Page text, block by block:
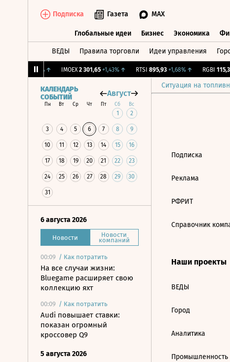
Подписка Газета MAX
Глобальные идеи Бизнес Экономика
ВЕДЫ Правила торговли Идеи управления
↑ IMOEX 2 301,65 +1,43%↑ RTSI 895,93 +1,68%↑ RGBI 115,37
Ситуация на
КАЛЕНДАРЬ
СОБЫТИЙ
Август
Пн Вт Ср Чт Пт Сб Вс
1 2
3 4 5 6 7 8 9
10 11 12 13 14 15 16
17 18 19 20 21 22 23
24 25 26 27 28 29 30
31
6 августа 2026
Новости Новости
компаний
00:09 / Как потратить
На все случаи жизни:
Bluegame расширяет свою
коллекцию яхт
00:09 / Как потратить
Audi повышает ставки:
показан огромный
кроссовер Q9
5 августа 2026
Подписка
Реклама
РФРИТ
Справочник
Наши проекты
ВЕДЫ
Город
Аналитика
Промышленность